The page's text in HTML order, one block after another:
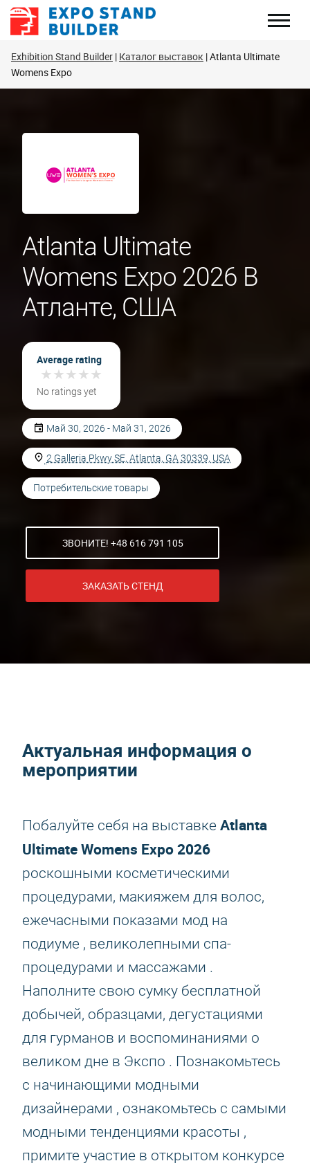
Перейти
Exhibition Stand Builder Каталог выставок Atlanta Ultimate
Womens Expo
Atlanta Ultimate
Womens Expo 2026 В
Атланте, США
Average rating
★★★★★
★★★★★
No ratings yet
Май 30, 2026 - Май 31, 2026
2 Galleria Pkwy SE, Atlanta, GA 30339, USA
Потребительские товары
ЗВОНИТЕ! +48 616 791 105
ЗАКАЗАТЬ СТЕНД
Актуальная информация о
мероприятии
Побалуйте себя на выставке Atlanta
Ultimate Womens Expo 2026
роскошными косметическими
процедурами, макияжем для волос,
ежечасными показами мод на
подиуме , великолепными спа-
процедурами и массажами .
Наполните свою сумку бесплатной
добычей, образцами, дегустациями
для гурманов и воспоминаниями о
великом дне в Экспо . Познакомьтесь
с начинающими модными
дизайнерами , ознакомьтесь с самыми
модными тенденциями красоты ,
примите участие в открытом конкурсе